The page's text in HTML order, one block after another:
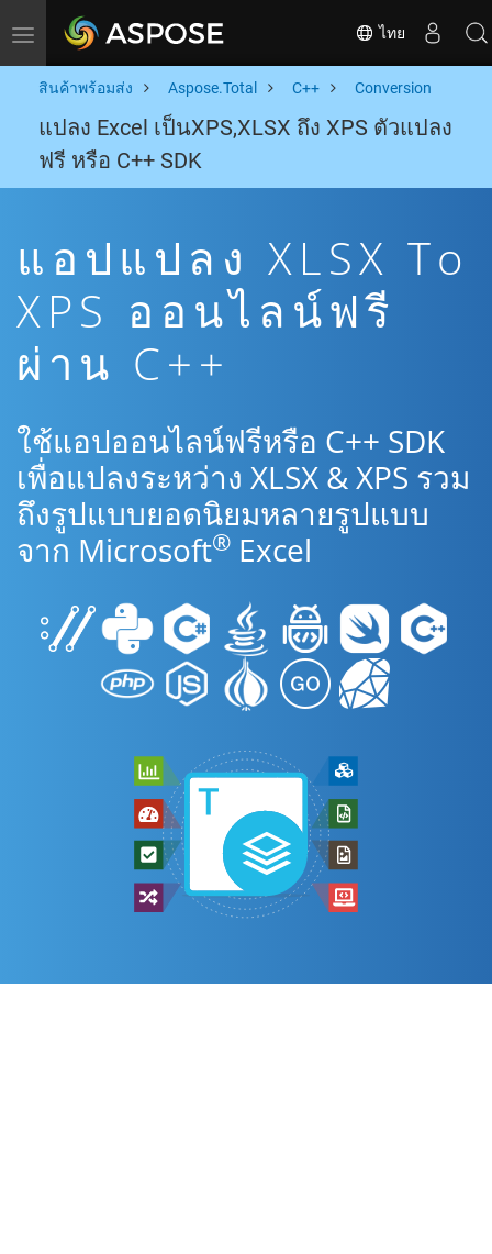
Toggle navigation ไทย
สินค้าพร้อมส่ง Aspose.Total C++ Conversion
แปลง Excel เป็นXPS,XLSX ถึง XPS ตัวแปลง
ฟรี หรือ C++ SDK
แอปแปลง XLSX To
XPS ออนไลน์ฟรี
ผ่าน C++
ใช้แอปออนไลน์ฟรีหรือ C++ SDK
เพื่อแปลงระหว่าง XLSX & XPS รวม
ถึงรูปแบบยอดนิยมหลายรูปแบบ
จาก Microsoft® Excel